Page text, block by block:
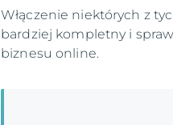
Włączenie niektórych z
bardziej kompletny i
biznesu online.